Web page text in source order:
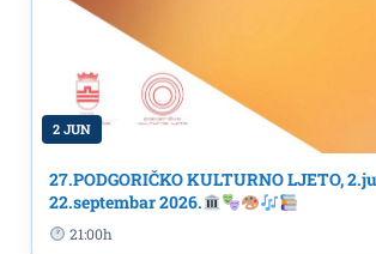
2 JUN
27.PODGORIČKO KULTURNO LJETO,
22.septembar 2026.
21:00h